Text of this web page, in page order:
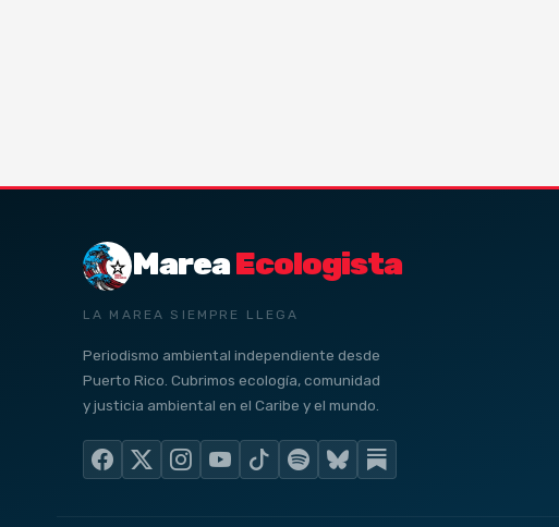
MareaEcologista
LA MAREA SIEMPRE LLEGA
Periodismo ambiental independiente desde
Puerto Rico. Cubrimos ecología, comunidad
y justicia ambiental en el Caribe y el mundo.